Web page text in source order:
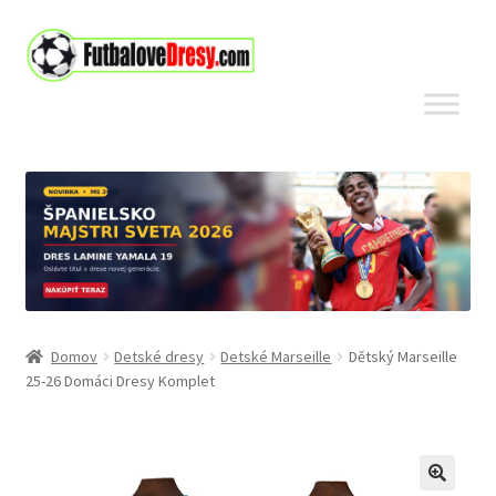
Preskočiť
na
Preskočiť
na
Domov Detské dresy Detské Marseille
Dětský Marseille
25-26 Domáci Dresy Komplet